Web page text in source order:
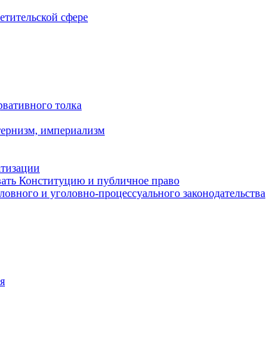
сфере
толка
империализм
Конституцию и публичное право
и уголовно-процессуального законодательства